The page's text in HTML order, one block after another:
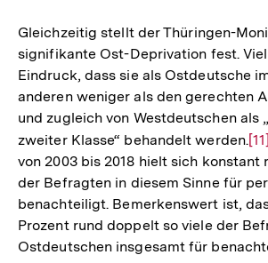
der
Fußnote
Gleichzeitig stellt der Thüringen-
signifikante Ost-Deprivation fest.
Eindruck, dass sie als Ostdeutsche
anderen weniger als den gerechten
und zugleich von Westdeutschen als
zweiter Klasse“ behandelt werden.Zur
[11]
von 2003 bis 2018 hielt sich konstant
der Befragten in diesem Sinne für
benachteiligt. Bemerkenswert ist,
Prozent rund doppelt so viele der
Ostdeutschen insgesamt für